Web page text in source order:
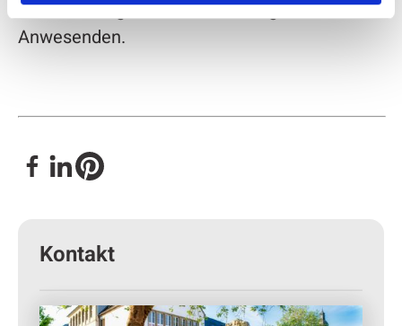
Weise würdigte und die standing ovations der
Anwesenden.
Kontakt